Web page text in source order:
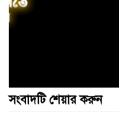
সংবাদটি শেয়ার করুন